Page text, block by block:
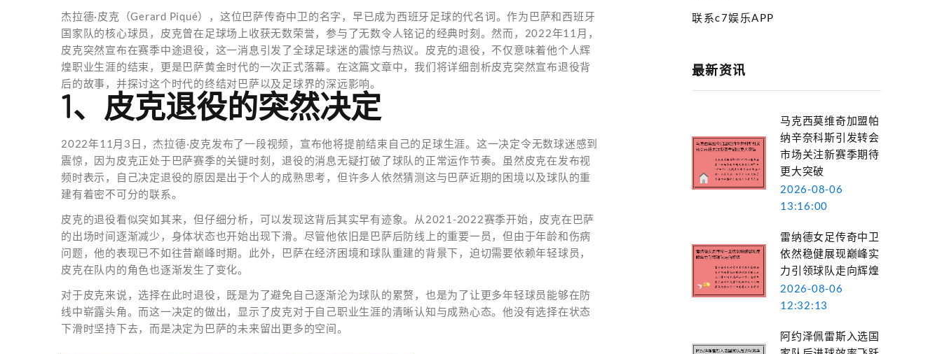
杰拉德·皮克（Gerard Piqué），这位巴萨传奇中卫的名字，早已成为西班牙足球的代名词。作为巴萨和西班牙
国家队的核心球员，皮克曾在足球场上收获无数荣誉，参与了无数令人铭记的经典时刻。然而，2022年11月，
皮克突然宣布在赛季中途退役，这一消息引发了全球足球迷的震惊与热议。皮克的退役，不仅意味着他个人辉
煌职业生涯的结束，更是巴萨黄金时代的一次正式落幕。在这篇文章中，我们将详细剖析皮克突然宣布退役背
后的故事，并探讨这个时代的终结对巴萨以及足球界的深远影响。
1、皮克退役的突然决定
2022年11月3日，杰拉德·皮克发布了一段视频，宣布他将提前结束自己的足球生涯。这一决定令无数球迷感到
震惊，因为皮克正处于巴萨赛季的关键时刻，退役的消息无疑打破了球队的正常运作节奏。虽然皮克在发布视
频时表示，自己决定退役的原因是出于个人的成熟思考，但许多人依然猜测这与巴萨近期的困境以及球队的重
建有着密不可分的联系。
皮克的退役看似突如其来，但仔细分析，可以发现这背后其实早有迹象。从2021-2022赛季开始，皮克在巴萨
的出场时间逐渐减少，身体状态也开始出现下滑。尽管他依旧是巴萨后防线上的重要一员，但由于年龄和伤病
问题，他的表现已不如往昔巅峰时期。此外，巴萨在经济困境和球队重建的背景下，迫切需要依赖年轻球员，
皮克在队内的角色也逐渐发生了变化。
对于皮克来说，选择在此时退役，既是为了避免自己逐渐沦为球队的累赘，也是为了让更多年轻球员能够在防
线中崭露头角。而这一决定的做出，显示了皮克对于自己职业生涯的清晰认知与成熟心态。他没有选择在状态
下滑时坚持下去，而是决定为巴萨的未来留出更多的空间。
联系c7娱乐APP
最新资讯
马克西莫维奇加盟帕
纳辛奈科斯引发转会
市场关注新赛季期待
更大突破
2026-08-06
13:16:00
雷纳德女足传奇中卫
依然稳健展现巅峰实
力引领球队走向辉煌
2026-08-06
12:32:13
阿约泽佩雷斯入选国